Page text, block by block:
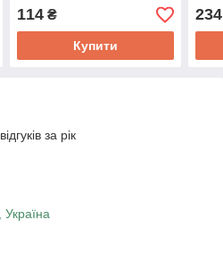
114₴
Купити
234
за рік